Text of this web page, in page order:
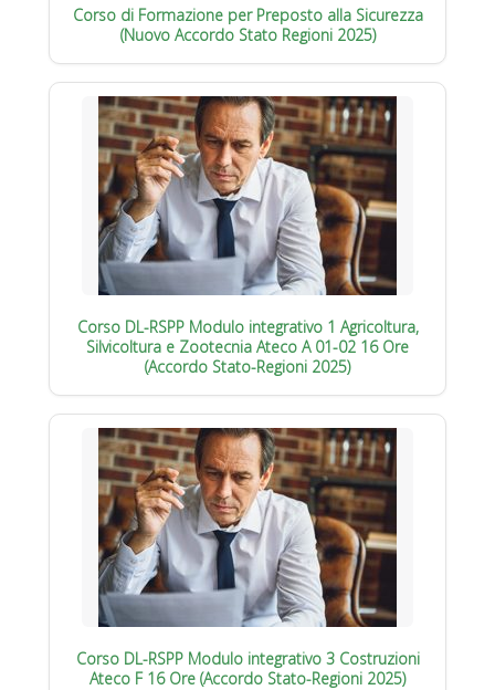
Corso di Formazione per Preposto alla Sicurezza
(Nuovo Accordo Stato Regioni 2025)
Corso DL-RSPP Modulo integrativo 1 Agricoltura,
Silvicoltura e Zootecnia Ateco A 01-02 16 Ore
(Accordo Stato-Regioni 2025)
Corso DL-RSPP Modulo integrativo 3 Costruzioni
Ateco F 16 Ore (Accordo Stato-Regioni 2025)